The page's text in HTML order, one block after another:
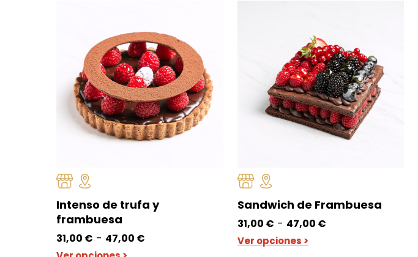
Intenso de trufa y
frambuesa
31,00 € - 47,00 €
Sandwich de Frambuesa
31,00 € - 47,00 €Rango
Ver opciones >